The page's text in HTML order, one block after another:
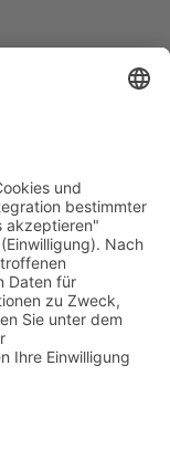
Potsdam e. V.